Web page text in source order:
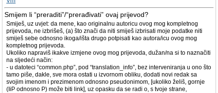
Smijem li “preraditi”/“prerađivati” ovaj prijevod?
Smiješ, uz uvjet: da mene, kao originalnu autoricu ovog mog kompletnog
prijevoda, ne izbrišeš, (a) što znači da niti smiješ izbrisati moje podatke niti
smiješ sebe odnosno ikoga/išta drugo potpisati kao autora/icu ovog mog
kompletnog prijevoda.
Ukoliko napraviš ikakve izmjene ovog mog prijevoda, dužan/na si to naznačiti
na sljedeći način:
- u datoteci “common.php”, pod “translation_info”, bez interveniranja u ono što
tamo piše, dakle, sve mora ostati u izvornom obliku, dodati novi redak sa
svojim imenom i prezimenom odnosno pseudonimom, [ukoliko želiš, gornje
(IiP odnosno P) može biti link], uz opasku da se radi o, s tvoje strane,